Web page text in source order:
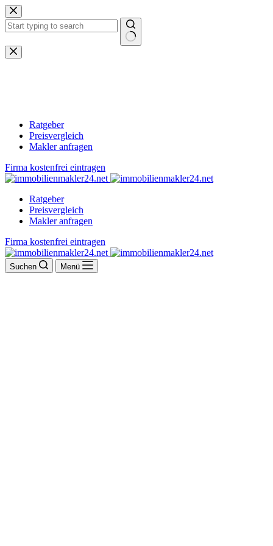
Zum
Inhalt
springen
Keine
Ergebnisse
Ratgeber
Preisvergleich
Makler anfragen
Firma kostenfrei eintragen
Ratgeber
Preisvergleich
Makler anfragen
Firma kostenfrei eintragen
Suchen Menü